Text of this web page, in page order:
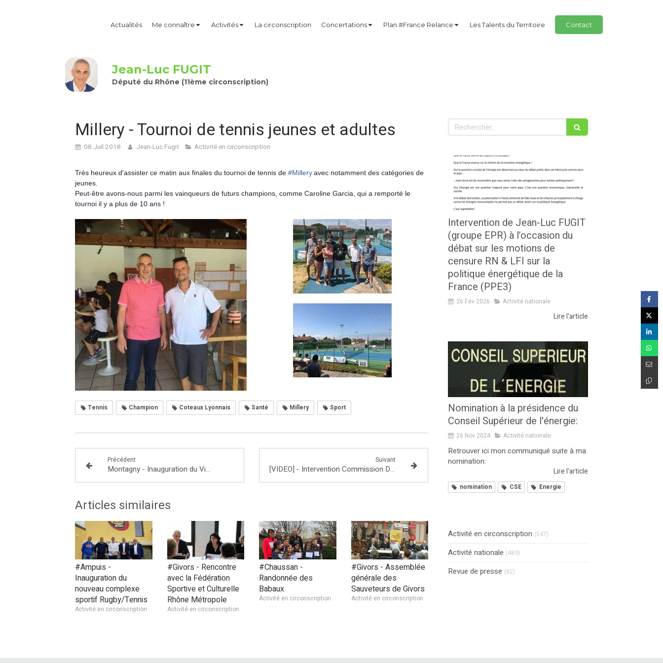
Actualités Me connaître Activités La circonscription Concertations Plan #France Relance Les Talents du Territoire Contact
Jean-Luc FUGIT
Député du Rhône (11ème circonscription)
Millery - Tournoi de tennis jeunes et adultes
08 Juil 2018 Jean-Luc Fugit Activité en circonscription
Très heureux d'assister ce matin aux finales du tournoi de tennis de #Milleryavec notamment des catégories de
jeunes.
Peut-être avons-nous parmi les vainqueurs de futurs champions, comme Caroline Garcia, qui a remporté le
tournoi il y a plus de 10 ans !
Tennis Champion Coteaux Lyonnais Santé Millery Sport
Précédent
Montagny - Inauguration du Village Sécuriz Moi de Michelin
Suivant
[VIDEO] - Intervention Commission DDAT - Question au Ministre Nicolas Hulot
Articles similaires
#Ampuis -
Inauguration du
nouveau complexe
sportif Rugby/Tennis
Activité en circonscription
#Givors - Rencontre
avec la Fédération
Sportive et Culturelle
Rhône Métropole
Activité en circonscription
#Chaussan -
Randonnée des
Babaux
Activité en circonscription
#Givors - Assemblée
générale des
Sauveteurs de Givors
Activité en circonscription
Rechercher
Intervention de Jean-Luc FUGIT
(groupe EPR) à l’occasion du
débat sur les motions de
censure RN & LFI sur la
politique énergétique de la
France (PPE3)
26 Fév 2026 Activité nationale
Lire l'article
Nomination à la présidence du
Conseil Supérieur de l'énergie:
26 Nov 2024 Activité nationale
Retrouver ici mon communiqué suite à ma
nomination:
Lire l'article
nomination CSE Energie
Activité en circonscription (547)
Activité nationale (483)
Revue de presse (82)
Continuer sans accepter